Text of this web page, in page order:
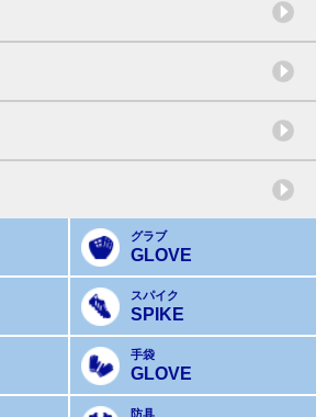
グラブ
GLOVE
スパイク
SPIKE
手袋
GLOVE
防具